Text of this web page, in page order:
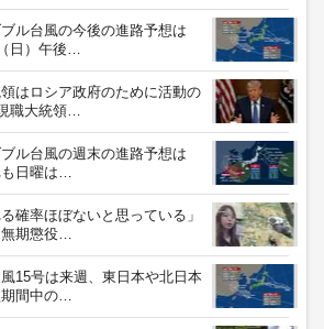
ブル台風の今後の進路予想は
日）午後…
領はロシア政府のために活動の
職大統領…
ブル台風の週末の進路予想は
も日曜は…
確率ほぼないと思っている」
無期懲役…
風15号は来週、東日本や北日本
間中の…